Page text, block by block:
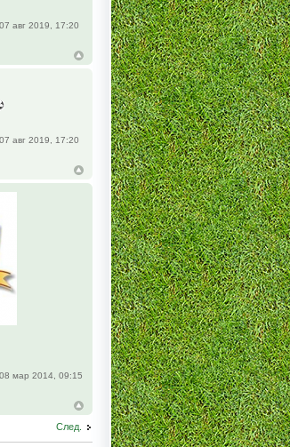
07 авг 2019, 17:20
07 авг 2019, 17:20
08 мар 2014, 09:15
След.